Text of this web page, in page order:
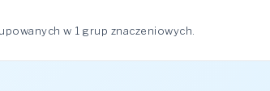
w 1 grup znaczeniowych.